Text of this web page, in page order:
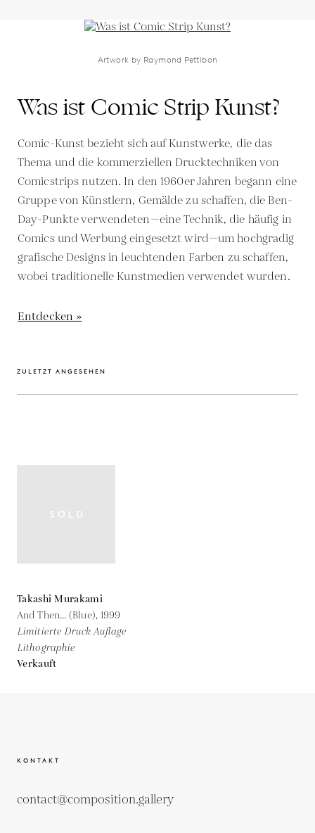
Artwork by Raymond Pettibon
Was ist Comic Strip Kunst?
Comic-Kunst bezieht sich auf Kunstwerke, die das
Thema und die kommerziellen Drucktechniken von
Comicstrips nutzen. In den 1960er Jahren begann eine
Gruppe von Künstlern, Gemälde zu schaffen, die Ben-
Day-Punkte verwendeten—eine Technik, die häufig in
Comics und Werbung eingesetzt wird—um hochgradig
grafische Designs in leuchtenden Farben zu schaffen,
wobei traditionelle Kunstmedien verwendet wurden.
Entdecken »
ZULETZT ANGESEHEN
Takashi Murakami
And Then... (Blue), 1999
Limitierte Druck Auflage
Lithographie
Verkauft
KONTAKT
contact@composition.gallery